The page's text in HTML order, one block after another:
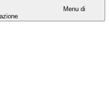
Menu di